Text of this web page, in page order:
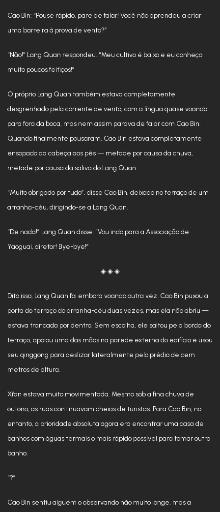
Cao Bin: “Pouse rápido, pare de falar! Você não aprendeu a criar
uma barreira à prova de vento?”
“Não!” Lang Quan respondeu. “Meu cultivo é baixo e eu conheço
muito poucos feitiços!”
O próprio Lang Quan também estava completamente
desgrenhado pela corrente de vento, com a língua quase voando
para fora da boca, mas nem assim parava de falar com Cao Bin.
Quando finalmente pousaram, Cao Bin estava completamente
ensopado da cabeça aos pés — metade por causa da chuva,
metade por causa da saliva do Lang Quan.
“Muito obrigado por tudo”, disse Cao Bin, deixado no terraço de um
arranha-céu, dirigindo-se a Lang Quan.
“De nada!” Lang Quan disse. “Vou indo para a Associação de
Yaoguai, diretor! Bye-bye!”
◈ ◈ ◈
Dito isso, Lang Quan foi embora voando outra vez. Cao Bin puxou a
porta do terraço do arranha-céu duas vezes, mas ela não abriu —
estava trancada por dentro. Sem escolha, ele saltou pela borda do
terraço, apoiou uma das mãos na parede externa do edifício e usou
seu qinggong para deslizar lateralmente pelo prédio de cem
metros de altura.
Xi’an estava muito movimentada. Mesmo sob a fina chuva de
outono, as ruas continuavam cheias de turistas. Para Cao Bin, no
entanto, a prioridade absoluta agora era encontrar uma casa de
banhos com águas termais o mais rápido possível para tomar outro
banho.
“?”
Cao Bin sentiu alguém o observando não muito longe, mas a